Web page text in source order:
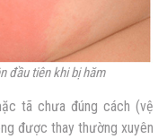
đầu tiên khi bị hăm
tã chưa đúng cách (vệ
được thay thường xuyên